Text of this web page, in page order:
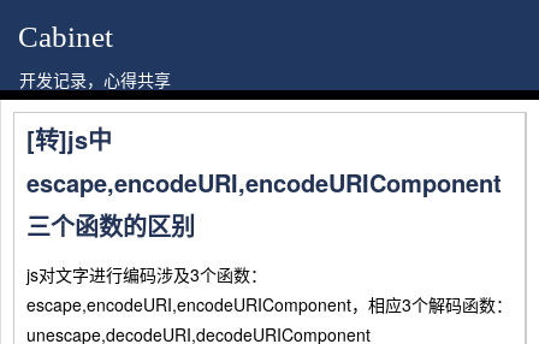
Cabinet
开发记录，心得共享
[转]js中
escape,encodeURI,encodeURIComponent
三个函数的区别
js对文字进行编码涉及3个函数：
escape,encodeURI,encodeURIComponent，相应3个解码函数：
unescape,decodeURI,decodeURIComponent